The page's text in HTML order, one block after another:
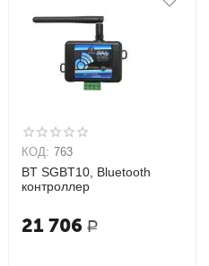
КОД: 763
BT SGBT10, Bluetooth
контроллер
21 706 Р